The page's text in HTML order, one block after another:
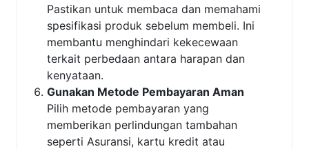
Pastikan untuk membaca dan memahami
spesifikasi produk sebelum membeli. Ini
membantu menghindari kekecewaan
terkait perbedaan antara harapan dan
kenyataan.
Gunakan Metode Pembayaran Aman
Pilih metode pembayaran yang
memberikan perlindungan tambahan
seperti Asuransi, kartu kredit atau